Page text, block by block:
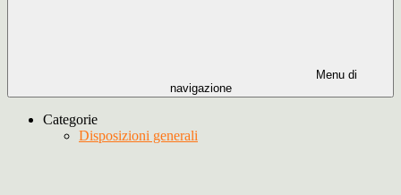
Menu di
navigazione
Categorie
Disposizioni generali